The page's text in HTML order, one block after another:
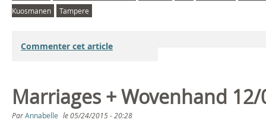
Kuosmanen
Tampere
Commenter cet article
Marriages + Wovenhand
ParAnnabelle le05/24/2015 - 20:28